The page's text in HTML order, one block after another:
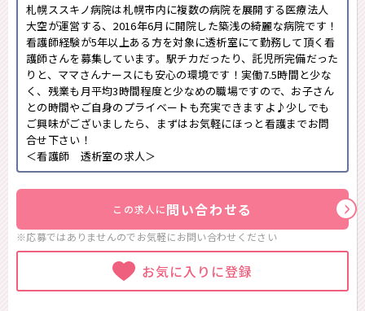
札幌ススキノ病院は札幌市内に複数の病院を展開する医療法人
大空が運営する、2016年6月に開院した築浅の綺麗な病院です！
看護師経験が5年以上ある方を対象に透析室にて勤務して頂く看
護師さんを募集しています。駅チカだったり、託児所完備だった
りと、ママさんナースにも安心の環境です！実働7.5時間と少な
く、残業も月平均3時間程度と少なめの職場ですので、お子さん
との時間やご自身のプライベートも充実できますよ♪少しでも
ご興味がございましたら、まずはお気軽にほっと看護までお問
合せ下さい！
＜看護師 透析室の求人＞
この求人に問い合わせる
※応募ではありませんのでお気軽にお問い合わせください
お気に入りに登録